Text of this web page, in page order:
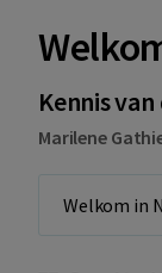
Kennis
Marilene
Welkom in